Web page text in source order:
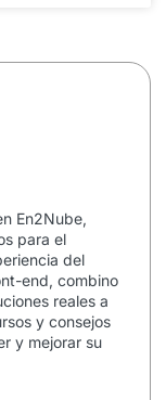
En2Nube,
para el
del
end, combino
reales a
y consejos
y mejorar su